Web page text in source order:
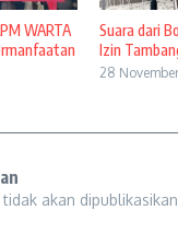
WARTA
Suara dari
Izin
28
akan